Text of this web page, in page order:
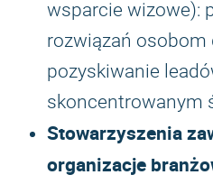
wsparcie wizowe):
rozwiązań osobom
pozyskiwanie
skoncentrowanym
Stowarzyszenia
organizacje